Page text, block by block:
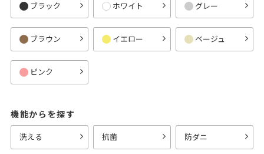
ブラック ホワイト グレー
ブラウン イエロー ベージュ
ピンク
機能からを探す
洗える 抗菌 防ダニ